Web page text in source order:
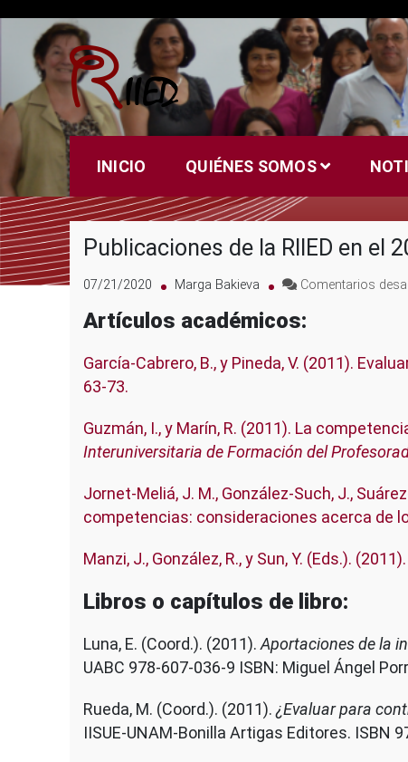
contenido
Riied
INICIO QUIÉNES SOMOS
Publicaciones de la RIIED en el
07/21/2020 Marga Bakieva Comentarios
Artículos académicos:
García-Cabrero, B., y Pineda, V. (2011).
63-73.
Guzmán, I., y Marín, R. (2011). La
Interuniversitaria de Formación del
Jornet-Meliá, J. M., González-Such, J.,
competencias: consideraciones acerca de
Manzi, J., González, R., y Sun, Y. (Eds.). (2011).
Libros o capítulos de libro:
Luna, E. (Coord.). (2011). Aportaciones de la
UABC 978-607-036-9 ISBN: Miguel Ángel
Rueda, M. (Coord.). (2011). ¿Evaluar para
IISUE-UNAM-Bonilla Artigas Editores. ISBN